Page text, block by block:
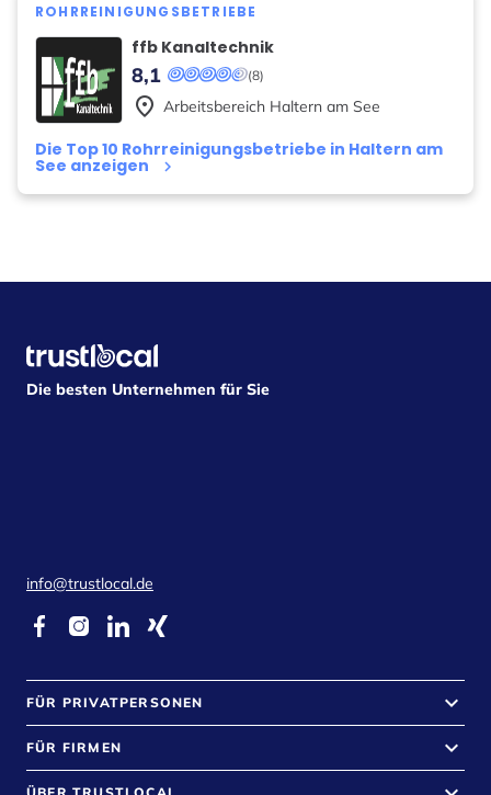
ROHRREINIGUNGSBETRIEBE
ffb Kanaltechnik
(8)
8,1
Die Top 10 Rohrreinigungsbetriebe in Haltern am
See anzeigen keyboard_arrow_right
place Arbeitsbereich Haltern am See
Die besten Unternehmen für Sie
info@trustlocal.de
FÜR PRIVATPERSONEN keyboard_arrow_down
FÜR FIRMEN keyboard_arrow_down